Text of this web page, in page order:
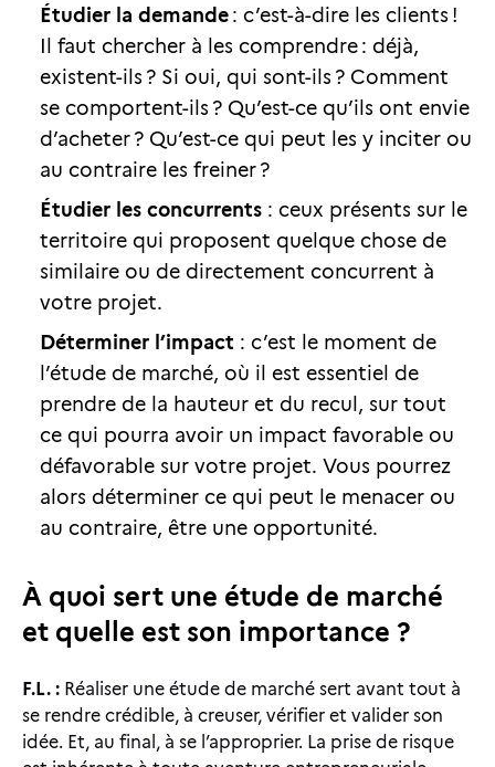
Étudier la demande: c’est-à-dire les clients !
Il faut chercher à les comprendre : déjà,
existent-ils ? Si oui, qui sont-ils ? Comment
se comportent-ils ? Qu’est-ce qu’ils ont envie
d’acheter ? Qu’est-ce qui peut les y inciter ou
au contraire les freiner ?
Étudier les concurrents : ceux présents sur le
territoire qui proposent quelque chose de
similaire ou de directement concurrent à
votre projet.
Déterminer l’impact : c’est le moment de
l’étude de marché, où il est essentiel de
prendre de la hauteur et du recul, sur tout
ce qui pourra avoir un impact favorable ou
défavorable sur votre projet. Vous pourrez
alors déterminer ce qui peut le menacer ou
au contraire, être une opportunité.
À quoi sert une étude de marché
et quelle est son importance ?
F.L. : Réaliser une étude de marché sert avant tout à
se rendre crédible, à creuser, vérifier et valider son
idée. Et, au final, à se l’approprier. La prise de risque